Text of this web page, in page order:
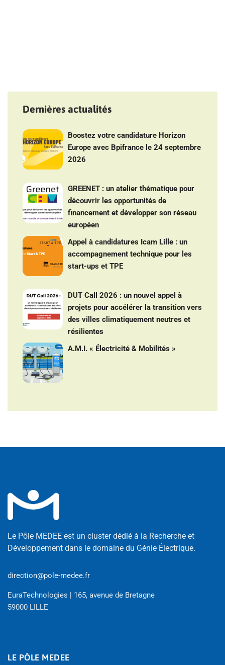
Dernières actualités
Boostez votre candidature Horizon
Europe avec Bpifrance le 24 septembre
2026
GREENET : un atelier thématique pour
découvrir les opportunités de
financement et développer son réseau
européen
Appel à candidatures Icam Lille : un
accompagnement technique pour les
start-ups et TPE
DUT Call 2026 : un nouvel appel à
projets pour accélérer la transition vers
des villes climatiquement neutres et
résilientes
A.M.I. « Électricité & Mobilités »
Le Pôle MEDEE est un cluster dédié à la Recherche et
Développement dans le domaine du Génie Électrique.
direction@pole-medee.fr
EuraTechnologies | 165, avenue de Bretagne
59000 LILLE
LE PÔLE MEDEE